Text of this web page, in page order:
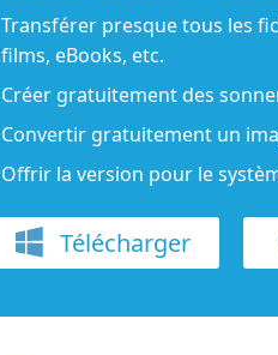
Transférer presque tous les
films, eBooks, etc.
Créer gratuitement des
Convertir gratuitement un
Offrir la version pour le
Télécharger